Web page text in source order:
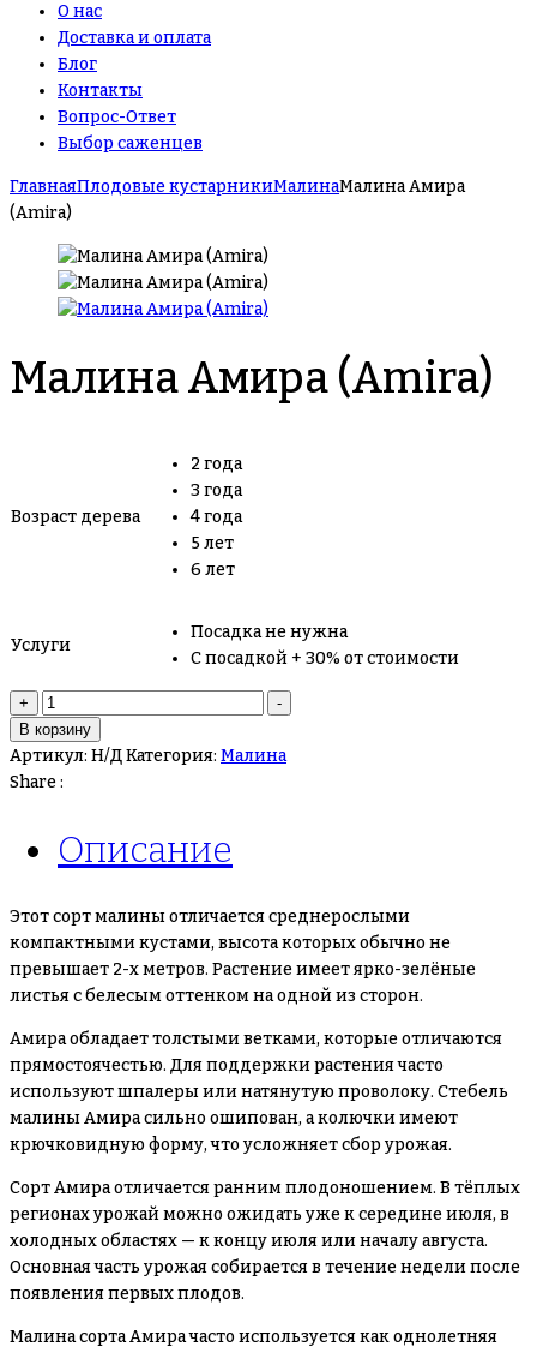
О нас
Доставка и оплата
Блог
Контакты
Вопрос-Ответ
Выбор саженцев
ГлавнаяПлодовые кустарникиМалинаМалина Амира
(Amira)
Малина Амира (Amira)
Возраст дерева
2 года
3 года
4 года
5 лет
6 лет
Услуги
Посадка не нужна
С посадкой + 30% от стоимости
+
Количество
товара
Малина
Амира
-
В корзину
Артикул: Н/ДКатегория: Малина
Share :
Описание
Этот сорт малины отличается среднерослыми
компактными кустами, высота которых обычно не
превышает 2-х метров. Растение имеет ярко-зелёные
листья с белесым оттенком на одной из сторон.
Амира обладает толстыми ветками, которые отличаются
прямостоячестью. Для поддержки растения часто
используют шпалеры или натянутую проволоку. Стебель
малины Амира сильно ошипован, а колючки имеют
крючковидную форму, что усложняет сбор урожая.
Сорт Амира отличается ранним плодоношением. В тёплых
регионах урожай можно ожидать уже к середине июля, в
холодных областях — к концу июля или началу августа.
Основная часть урожая собирается в течение недели после
появления первых плодов.
Малина сорта Амира часто используется как однолетняя